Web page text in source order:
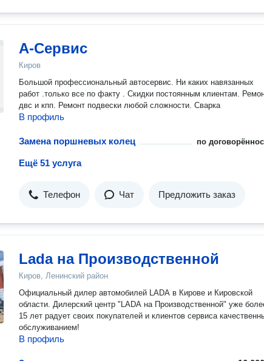
А-Сервис
Киров
Большой профессиональный автосервис. Ни каких навязанных
работ .только все по факту . Скидки постоянным клиентам. Ремонт
двс и кпп. Ремонт подвески любой сложности. Сварка
В профиль
Замена поршневых колец по
Ещё 51 услуга
Телефон Чат Предложить заказ
Lada на Производственной
Киров, Ленинский район
Официальный дилер автомобилей LADA в Кирове и Кировской
области. Дилерский центр "LADA на Производственной" уже более
15 лет радует своих покупателей и клиентов сервиса
обслуживанием!
В профиль